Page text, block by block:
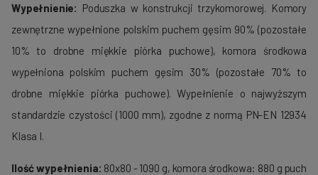
Wypełnienie: Poduszka w konstrukcji trzykomorowej. Komory
zewnętrzne wypełnione polskim puchem gęsim 90% (pozostałe
10% to drobne miękkie piórka puchowe), komora środkowa
wypełniona polskim puchem gęsim 30% (pozostałe 70% to
drobne miękkie piórka puchowe). Wypełnienie o najwyższym
standardzie czystości (1000 mm), zgodne z normą PN-EN 12934
Klasa I.
Ilość wypełnienia: 80x80 - 1090 g, komora środkowa: 880 g puch